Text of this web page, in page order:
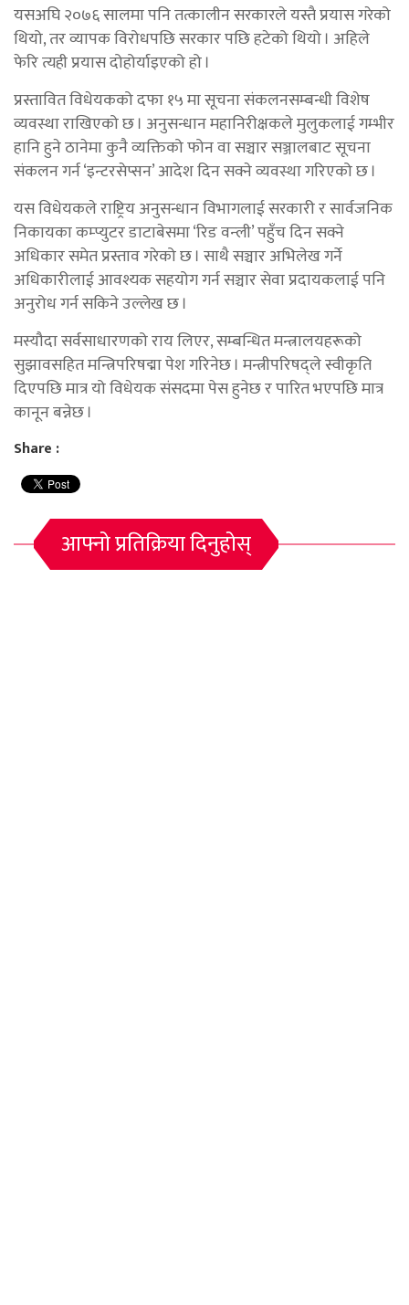
यसअघि २०७६ सालमा पनि तत्कालीन सरकारले यस्तै प्रयास गरेको
थियो, तर व्यापक विरोधपछि सरकार पछि हटेको थियो । अहिले
फेरि त्यही प्रयास दोहोर्याइएको हो ।
प्रस्तावित विधेयकको दफा १५ मा सूचना संकलनसम्बन्धी विशेष
व्यवस्था राखिएको छ । अनुसन्धान महानिरीक्षकले मुलुकलाई गम्भीर
हानि हुने ठानेमा कुनै व्यक्तिको फोन वा सञ्चार सञ्जालबाट सूचना
संकलन गर्न ‘इन्टरसेप्सन’ आदेश दिन सक्ने व्यवस्था गरिएको छ ।
यस विधेयकले राष्ट्रिय अनुसन्धान विभागलाई सरकारी र सार्वजनिक
निकायका कम्प्युटर डाटाबेसमा ‘रिड वन्ली’ पहुँच दिन सक्ने
अधिकार समेत प्रस्ताव गरेको छ । साथै सञ्चार अभिलेख गर्ने
अधिकारीलाई आवश्यक सहयोग गर्न सञ्चार सेवा प्रदायकलाई पनि
अनुरोध गर्न सकिने उल्लेख छ ।
मस्यौदा सर्वसाधारणको राय लिएर, सम्बन्धित मन्त्रालयहरूको
सुझावसहित मन्त्रिपरिषद्मा पेश गरिनेछ । मन्त्रीपरिषद्ले स्वीकृति
दिएपछि मात्र यो विधेयक संसदमा पेस हुनेछ र पारित भएपछि मात्र
कानून बन्नेछ ।
Share :
आफ्नो प्रतिक्रिया दिनुहोस्